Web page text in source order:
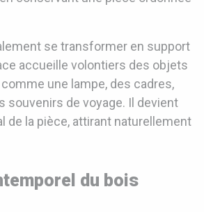
se transformer en support
accueille volontiers des objets
une lampe, des cadres,
souvenirs de voyage. Il devient
de la pièce, attirant naturellement
du bois